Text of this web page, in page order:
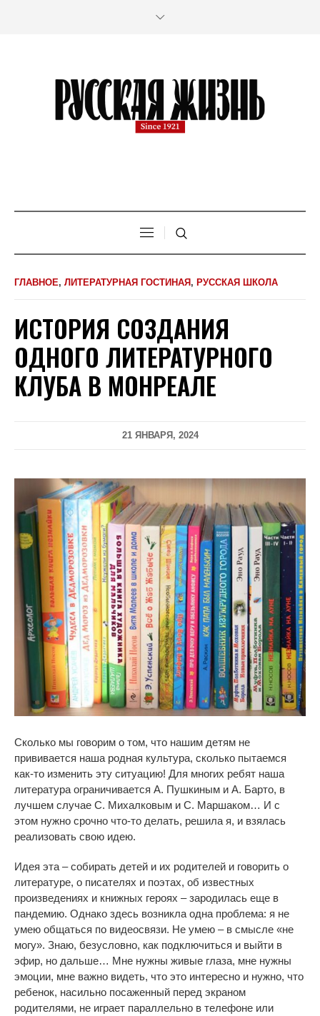
ГЛАВНОЕ, ЛИТЕРАТУРНАЯ ГОСТИНАЯ , РУССКАЯ ШКОЛА
ИСТОРИЯ СОЗДАНИЯ
ОДНОГО ЛИТЕРАТУРНОГО
КЛУБА В МОНРЕАЛЕ
21 ЯНВАРЯ, 2024
Сколько мы говорим о том, что нашим детям не
прививается наша родная культура, сколько пытаемся
как-то изменить эту ситуацию! Для многих ребят наша
литература ограничивается А. Пушкиным и А. Барто, в
лучшем случае С. Михалковым и С. Маршаком… И с
этом нужно срочно что-то делать, решила я, и взялась
реализовать свою идею.
Идея эта – собирать детей и их родителей и говорить о
литературе, о писателях и поэтах, об известных
произведениях и книжных героях – зародилась еще в
пандемию. Однако здесь возникла одна проблема: я не
умею общаться по видеосвязи. Не умею – в смысле «не
могу». Знаю, безусловно, как подключиться и выйти в
эфир, но дальше… Мне нужны живые глаза, мне нужны
эмоции, мне важно видеть, что это интересно и нужно, что
ребенок, насильно посаженный перед экраном
родителями, не играет параллельно в телефоне или